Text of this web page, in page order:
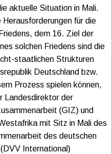
aktuelle Situation in Mali.
für die
dem 16. Ziel der
solchen Friedens sind die
staatlichen Strukturen
Deutschland bzw.
Prozess spielen können,
Landesdirektor der
(GIZ) und
mit Sitz in Mali des
des deutschen
International)